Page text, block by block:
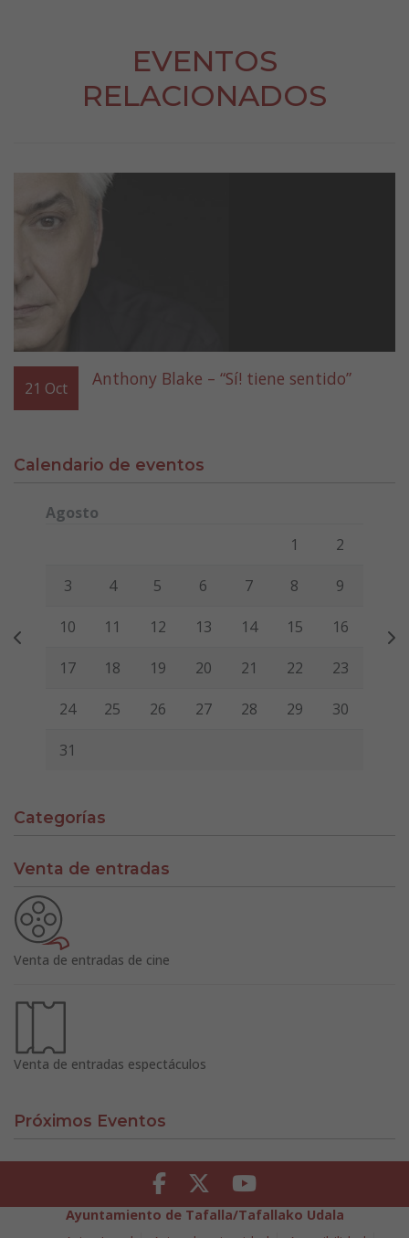
EVENTOS
RELACIONADOS
21 Oct Anthony Blake – “Sí! tiene sentido”
Calendario de eventos
Agosto
Viernes Sábado
1 2
3 4 5 6 7 8 9
10 11 12 13 14 15 16
17 18 19 20 21 22 23
24 25 26 27 28 29 30
31
Categorías
Venta de entradas
Venta de entradas de cine
Venta de entradas espectáculos
Próximos Eventos
Facebook Twitter Youtube
Ayuntamiento de Tafalla/Tafallako Udala